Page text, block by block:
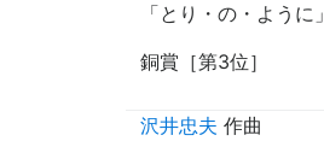
「とり・の・ように」
銅賞［第3位］
沢井忠夫 作曲